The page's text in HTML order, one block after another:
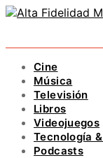
Cine
Música
Televisión
Libros
Videojuegos
Tecnología &
Podcasts